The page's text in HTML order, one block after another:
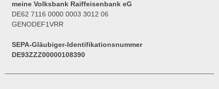
meine Volksbank Raiffeisenbank eG
DE62 7116 0000 0003 3012 06
GENODEF1VRR
SEPA-Gläubiger-Identifikationsnummer
DE93ZZZ00000108390